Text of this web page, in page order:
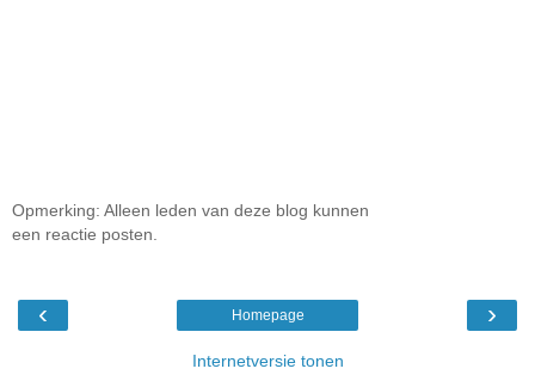
Opmerking: Alleen leden van deze blog kunnen
een reactie posten.
‹ ›
Homepage
Internetversie tonen